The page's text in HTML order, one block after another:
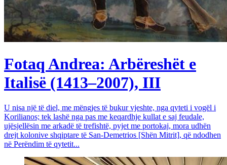
Fotaq Andrea: Arbëreshët e
Italisë (1413–2007), III
U nisa një të diel, me mëngjes të bukur vjeshte, nga qyteti i vogël i
Korilianos; tek lashë nga pas me keqardhje kullat e saj feudale,
ujësjellësin me arkadë të trefishtë, pyjet me portokaj, mora udhën
drejt kolonive shqiptare të San-Demetrios [Shën Mitrit], që ndodhen
në Perëndim të qytetit...